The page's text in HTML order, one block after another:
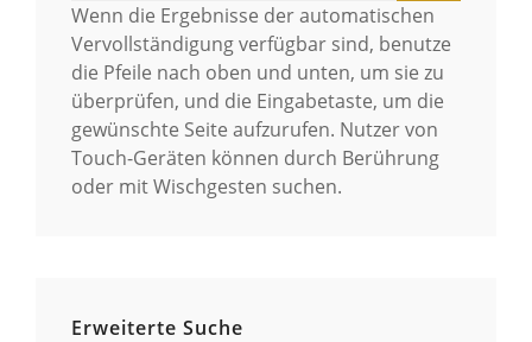
Wenn die Ergebnisse der automatischen
Vervollständigung verfügbar sind, benutze
die Pfeile nach oben und unten, um sie zu
überprüfen, und die Eingabetaste, um die
gewünschte Seite aufzurufen. Nutzer von
Touch-Geräten können durch Berührung
oder mit Wischgesten suchen.
Erweiterte Suche